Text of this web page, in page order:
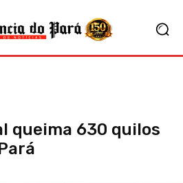
queima 630 quilos